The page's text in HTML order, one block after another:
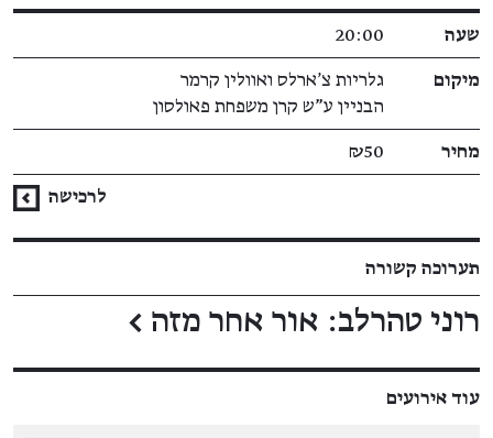
שעה 20:00
מיקום
גלריות צ'ארלס ואוולין קרמר
הבניין ע"ש קרן משפחת פאולסון
מחיר ₪50
לרכישה
תערוכה קשורה
רוני טהרלב: אור אחר מזה ←
עוד אירועים